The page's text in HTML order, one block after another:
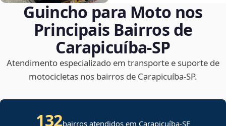
Guincho para Moto nos
Principais Bairros de
Carapicuíba‑SP
Atendimento especializado em transporte e suporte de
motocicletas nos bairros de Carapicuíba‑SP.
132bairros atendidos em Carapicuíba-SE